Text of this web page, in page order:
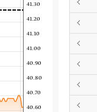
40.60
40.70
40.80
40.90
41.00
41.10
41.20
41.30